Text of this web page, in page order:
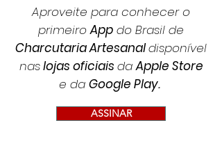
Aproveite para conhecer o
primeiroApp do Brasil de
Charcutaria Artesanaldisponível
naslojas oficiais daApple Store
e da Google Play.
ASSINAR